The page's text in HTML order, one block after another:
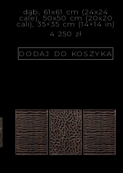
dąb, 61x61 cm (24x24
cale), 50x50 cm (20x20
cali), 35×35 cm (14×14 in)
4 250 zł
DODAJ DO KOSZYKA